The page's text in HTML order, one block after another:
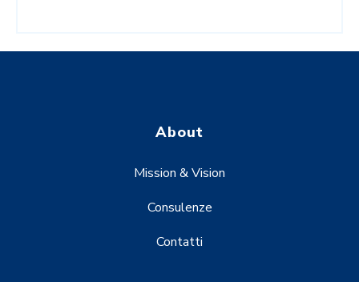
About
Mission & Vision
Consulenze
Contatti